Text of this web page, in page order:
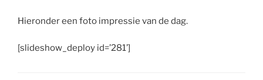
Hieronder een foto impressie van de dag.
[slideshow_deploy id=’281’]